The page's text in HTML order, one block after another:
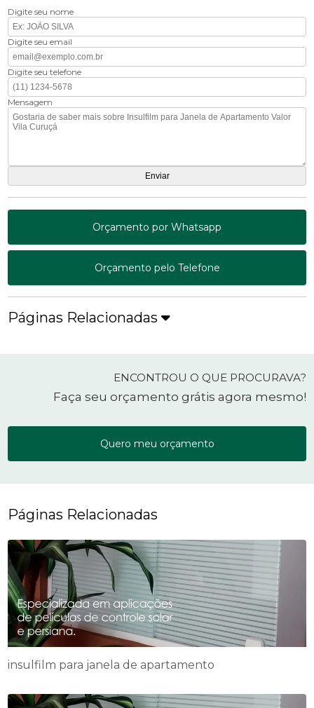
Digite seu nome
Digite seu email
Digite seu telefone
Mensagem
Orçamento por Whatsapp
Orçamento pelo Telefone
Páginas Relacionadas
ENCONTROU O QUE PROCURAVA?
Faça seu orçamento grátis agora mesmo!
Quero meu orçamento
Páginas Relacionadas
insulfilm para janela de apartamento